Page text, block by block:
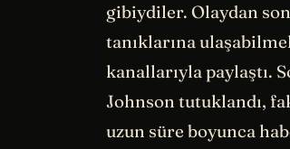
gibiydiler. Olaydan
tanıklarına
kanallarıyla paylaştı.
Johnson tutuklandı,
uzun süre boyunca